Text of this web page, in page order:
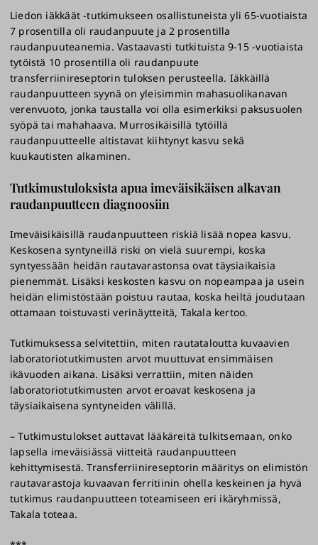
Liedon iäkkäät -tutkimukseen osallistuneista yli 65-vuotiaista
7 prosentilla oli raudanpuute ja 2 prosentilla
raudanpuuteanemia. Vastaavasti tutkituista 9-15 -vuotiaista
tytöistä 10 prosentilla oli raudanpuute
transferriinireseptorin tuloksen perusteella. Iäkkäillä
raudanpuutteen syynä on yleisimmin mahasuolikanavan
verenvuoto, jonka taustalla voi olla esimerkiksi paksusuolen
syöpä tai mahahaava. Murrosikäisillä tytöillä
raudanpuutteelle altistavat kiihtynyt kasvu sekä
kuukautisten alkaminen.
Tutkimustuloksista apua imeväisikäisen alkavan
raudanpuutteen diagnoosiin
Imeväisikäisillä raudanpuutteen riskiä lisää nopea kasvu.
Keskosena syntyneillä riski on vielä suurempi, koska
syntyessään heidän rautavarastonsa ovat täysiaikaisia
pienemmät. Lisäksi keskosten kasvu on nopeampaa ja usein
heidän elimistöstään poistuu rautaa, koska heiltä joudutaan
ottamaan toistuvasti verinäytteitä, Takala kertoo.
Tutkimuksessa selvitettiin, miten rautataloutta kuvaavien
laboratoriotutkimusten arvot muuttuvat ensimmäisen
ikävuoden aikana. Lisäksi verrattiin, miten näiden
laboratoriotutkimusten arvot eroavat keskosena ja
täysiaikaisena syntyneiden välillä.
– Tutkimustulokset auttavat lääkäreitä tulkitsemaan, onko
lapsella imeväisiässä viitteitä raudanpuutteen
kehittymisestä. Transferriinireseptorin määritys on elimistön
rautavarastoja kuvaavan ferritiinin ohella keskeinen ja hyvä
tutkimus raudanpuutteen toteamiseen eri ikäryhmissä,
Takala toteaa.